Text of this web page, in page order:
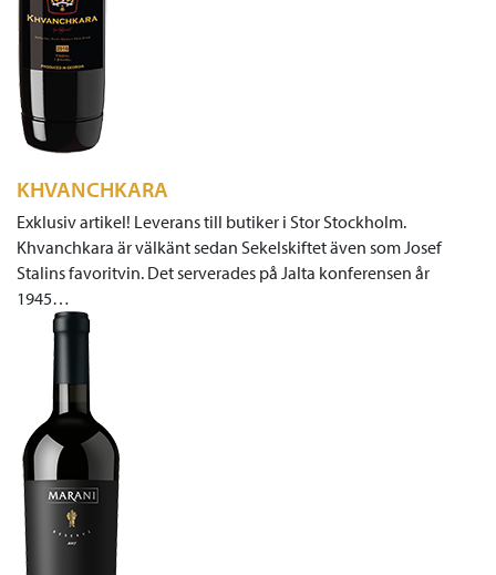
KHVANCHKARA
Exklusiv artikel! Leverans till butiker i Stor Stockholm.
Khvanchkara är välkänt sedan Sekelskiftet även som Josef
Stalins favoritvin. Det serverades på Jalta konferensen år
1945…